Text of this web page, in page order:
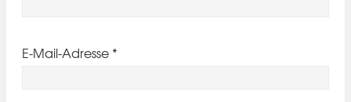
E-Mail-Adresse *